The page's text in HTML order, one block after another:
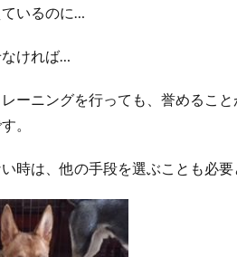
いるのに…
ければ…
ーニングを行っても、誉めるこ
。
時は、他の手段を選ぶことも必要